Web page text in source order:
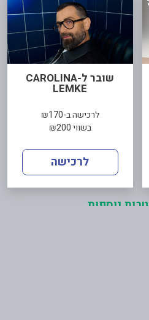
שובר ל-CAROLINA
LEMKE
לרכישה ב-₪170
בשווי ₪200
לרכישה
נוספות